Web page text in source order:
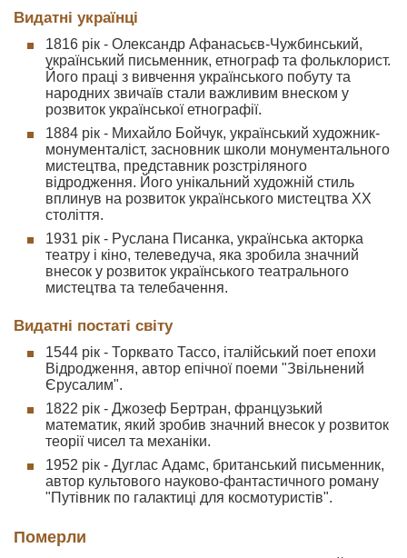
Видатні українці
1816 рік - Олександр Афанасьєв-Чужбинський,
український письменник, етнограф та фольклорист.
Його праці з вивчення українського побуту та
народних звичаїв стали важливим внеском у
розвиток української етнографії.
1884 рік - Михайло Бойчук, український художник-
монументаліст, засновник школи монументального
мистецтва, представник розстріляного
відродження. Його унікальний художній стиль
вплинув на розвиток українського мистецтва XX
століття.
1931 рік - Руслана Писанка, українська акторка
театру і кіно, телеведуча, яка зробила значний
внесок у розвиток українського театрального
мистецтва та телебачення.
Видатні постаті світу
1544 рік - Торквато Тассо, італійський поет епохи
Відродження, автор епічної поеми "Звільнений
Єрусалим".
1822 рік - Джозеф Бертран, французький
математик, який зробив значний внесок у розвиток
теорії чисел та механіки.
1952 рік - Дуглас Адамс, британський письменник,
автор культового науково-фантастичного роману
"Путівник по галактиці для космотуристів".
Померли